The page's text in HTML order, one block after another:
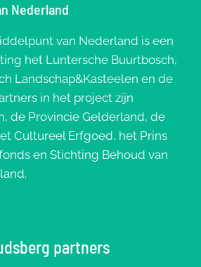
Nederland
van Nederland is een
het Luntersche Buurtbosch,
Landschap&Kasteelen en de
in het project zijn
de Provincie Gelderland, de
Cultureel Erfgoed, het Prins
en Stichting Behoud van
partners